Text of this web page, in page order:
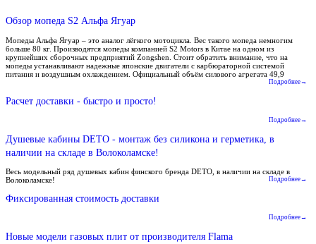
Обзор мопеда S2 Альфа Ягуар
Мопеды Альфа Ягуар – это аналог лёгкого мотоцикла. Вес такого мопеда немногим
больше 80 кг. Производятся мопеды компанией S2 Motors в Китае на одном из
крупнейших сборочных предприятий Zongshen. Стоит обратить внимание, что на
мопеды устанавливают надежные японские двигатели с карбюраторной системой
питания и воздушным охлаждением. Официальный объём силового агрегата 49,9
Подробнее→
Расчет доставки - быстро и просто!
Подробнее→
Душевые кабины DETO - монтаж без силикона и герметика, в
наличии на складе в Волоколамске!
Весь модельный ряд душевых кабин финского бренда DETO, в наличии на складе в
Волоколамске!
Подробнее→
Фиксированная стоимость доставки
Подробнее→
Новые модели газовых плит от производителя Flama